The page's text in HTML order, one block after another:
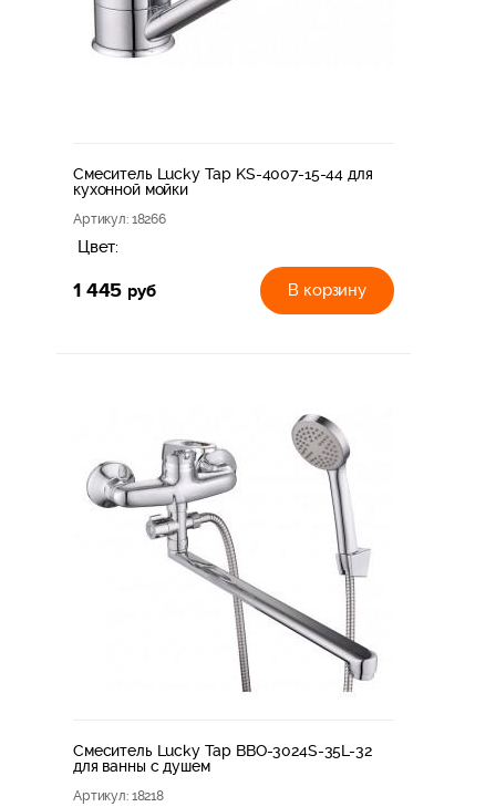
Смеситель Lucky Tap KS-4007-15-44 для
кухонной мойки
Артикул: 18266
Цвет:
1 445 руб В корзину
Смеситель Lucky Tap BBO-3024S-35L-32
для ванны с душем
Артикул: 18218